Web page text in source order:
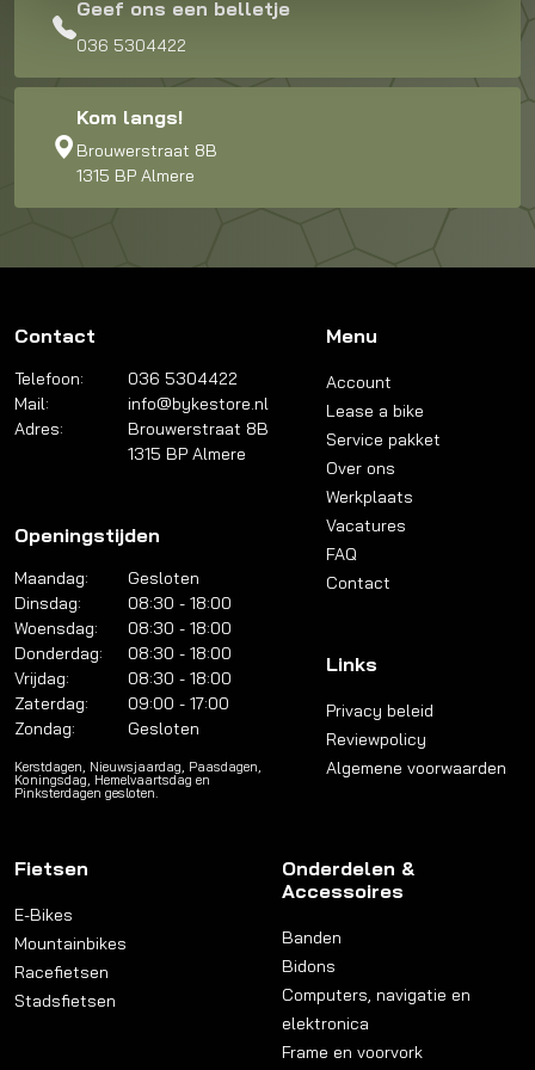
Geef ons een belletje
036 5304422
Kom langs!
Brouwerstraat 8B
1315 BP Almere
Contact
Telefoon:
036 5304422
Mail:
info@bykestore.nl
Adres:
Brouwerstraat 8B
1315 BP Almere
Openingstijden
Maandag:
Gesloten
Dinsdag:
08:30 - 18:00
Woensdag:
08:30 - 18:00
Donderdag:
08:30 - 18:00
Vrijdag:
08:30 - 18:00
Zaterdag:
09:00 - 17:00
Zondag:
Gesloten
Kerstdagen, Nieuwsjaardag, Paasdagen,
Koningsdag, Hemelvaartsdag en
Pinksterdagen gesloten.
Menu
Account
Lease a bike
Service pakket
Over ons
Werkplaats
Vacatures
FAQ
Contact
Links
Privacy beleid
Reviewpolicy
Algemene voorwaarden
Fietsen
E-Bikes
Mountainbikes
Racefietsen
Stadsfietsen
Onderdelen &
Accessoires
Banden
Bidons
Computers, navigatie en
elektronica
Frame en voorvork